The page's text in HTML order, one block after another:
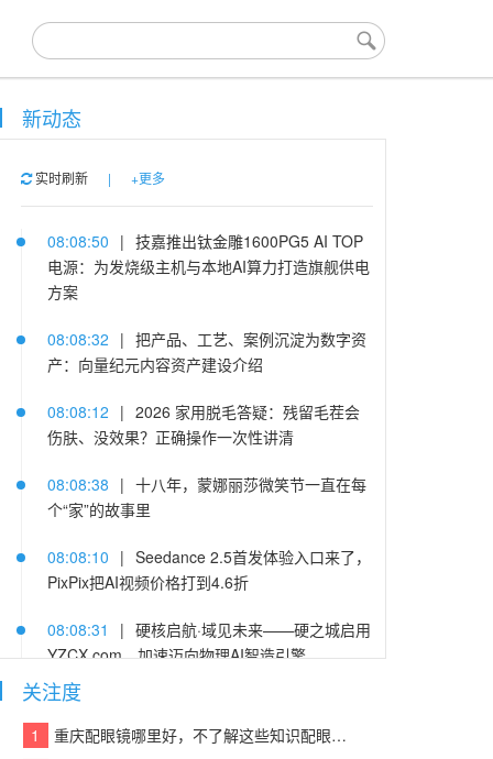
新动态
实时刷新 | +更多
08:08:50 | 技嘉推出钛金雕1600PG5 AI TOP
电源：为发烧级主机与本地AI算力打造旗舰供电
方案
08:08:32 | 把产品、工艺、案例沉淀为数字资
产：向量纪元内容资产建设介绍
08:08:12 | 2026 家用脱毛答疑：残留毛茬会
伤肤、没效果？正确操作一次性讲清
08:08:38 | 十八年，蒙娜丽莎微笑节一直在每
个“家”的故事里
08:08:10 | Seedance 2.5首发体验入口来了，
PixPix把AI视频价格打到4.6折
08:08:31 | 硬核启航·域见未来——硬之城启用
YZCX.com，加速迈向物理AI智造引擎
08:08:55
砖电池经得起“甄”考验
关注度
1
重庆配眼镜哪里好，不了解这些知识配眼镜会被坑！